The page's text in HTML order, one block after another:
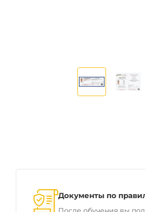
Документы по